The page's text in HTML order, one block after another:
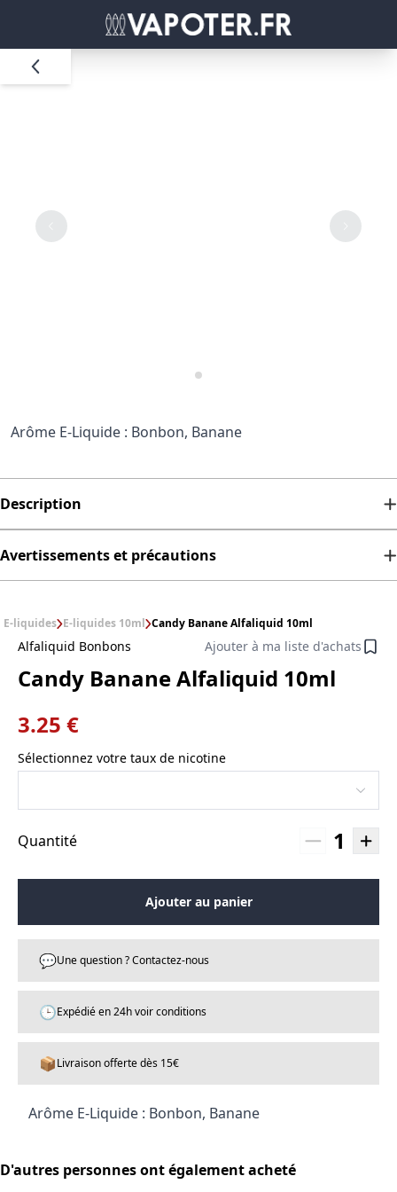
Arôme E-Liquide : Bonbon, Banane
Description
Avertissements et précautions
E-liquides E-liquides 10ml Candy Banane Alfaliquid 10ml
Alfaliquid Bonbons Ajouter à ma liste d'achats
Candy Banane Alfaliquid 10ml
3.25 €
Sélectionnez votre taux de nicotine
Quantité 1
Ajouter au panier
💬Une question ? Contactez-nous
🕒Expédié en 24h voir conditions
📦Livraison offerte dès 15€
Arôme E-Liquide : Bonbon, Banane
D'autres personnes ont également acheté